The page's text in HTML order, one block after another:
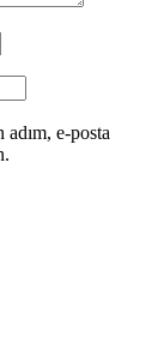
e-posta